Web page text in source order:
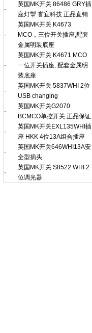
·
英国MK开关 86486 GRY插
座灯掣 誉宜科技 正品直销
·
英国MK开关 K4673
MCO，三位开关插座,配套
金属明装底座
·
英国MK开关 K4671 MCO
一位开关插座, 配套金属明
装底座
·
英国MK开关 5837WHI 2位
USB changing
·
英国MK开关G2070
BCMCO单控开关 正品保证
·
英国MK开关EXL135WHI插
座 HKK 4位13A组合插座
·
英国MK开关646WHI13A安
全型插头
·
英国MK开关 S8522 WHI 2
位调光器